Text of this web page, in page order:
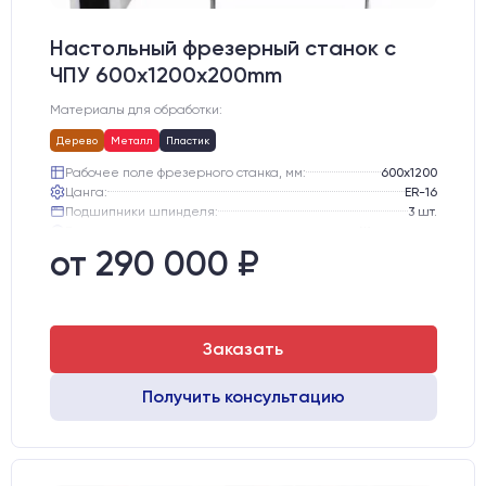
Настольный фрезерный станок с
ЧПУ 600x1200x200mm
Материалы для обработки:
Дерево Металл Пластик
Рабочее поле фрезерного станка, мм:
600х1200
Цанга:
ER-16
Подшипники шпинделя:
3 шт.
Стол:
Двигатели:
от 290 000 ₽
Заказать
Получить консультацию